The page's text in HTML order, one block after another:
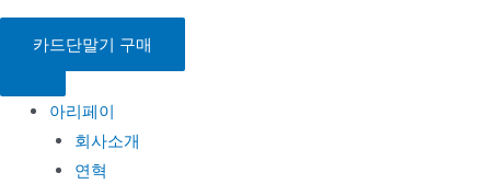
콘
로
카드단말기 구매
아리페이
회사소개
연혁